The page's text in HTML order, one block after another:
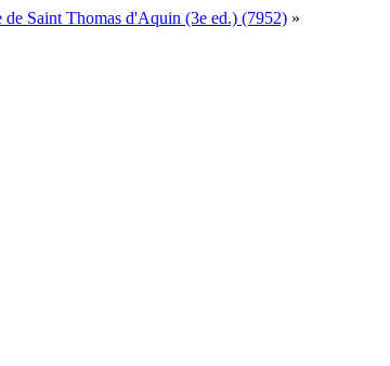
de Saint Thomas d'Aquin (3e ed.) (7952) »